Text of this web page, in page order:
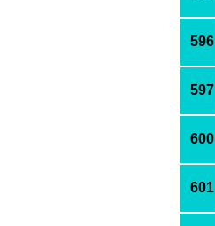
596
597
600
601